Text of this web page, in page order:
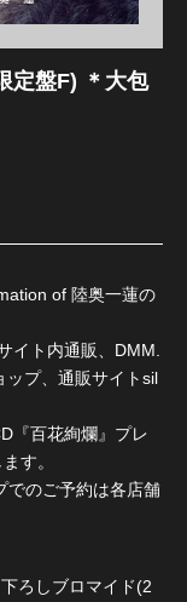
定盤F) ＊大包
of 陸奥一蓮の
イト内通販、DMM.
ップ、通販サイトsil
『百花絢爛』プレ
す。
でのご予約は各店舗
ろしブロマイド(2